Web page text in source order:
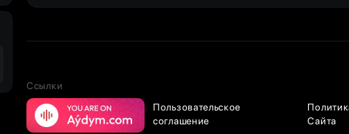
Ссылки
Пользовательское
соглашение
Сайта